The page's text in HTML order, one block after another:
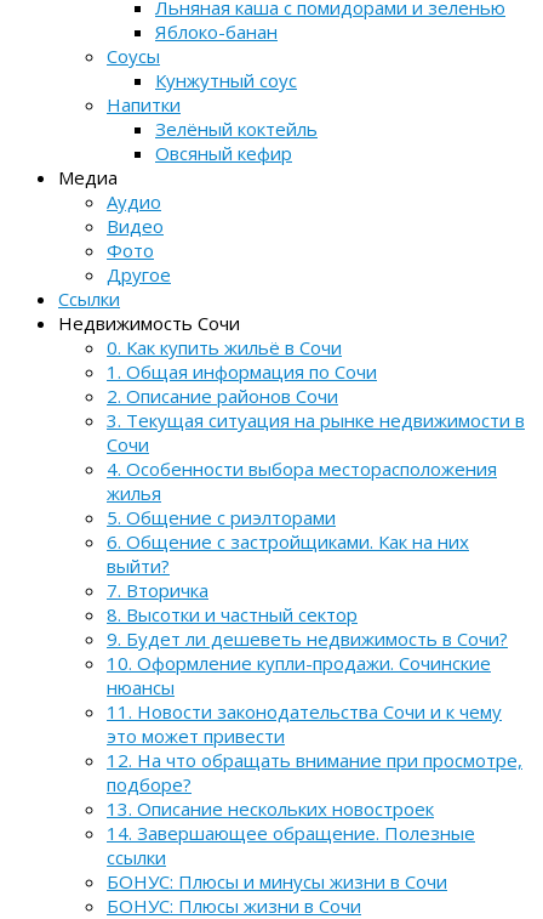
Льняная каша с помидорами и зеленью
Яблоко-банан
Соусы
Кунжутный соус
Напитки
Зелёный коктейль
Овсяный кефир
Медиа
Аудио
Видео
Фото
Другое
Ссылки
Недвижимость Сочи
0. Как купить жильё в Сочи
1. Общая информация по Сочи
2. Описание районов Сочи
3. Текущая ситуация на рынке недвижимости в
Сочи
4. Особенности выбора месторасположения
жилья
5. Общение с риэлторами
6. Общение с застройщиками. Как на них
выйти?
7. Вторичка
8. Высотки и частный сектор
9. Будет ли дешеветь недвижимость в Сочи?
10. Оформление купли-продажи. Сочинские
нюансы
11. Новости законодательства Сочи и к чему
это может привести
12. На что обращать внимание при просмотре,
подборе?
13. Описание нескольких новостроек
14. Завершающее обращение. Полезные
ссылки
БОНУС: Плюсы и минусы жизни в Сочи
БОНУС: Плюсы жизни в Сочи